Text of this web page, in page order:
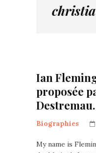
Ian
proposée
Destremau.
Biographies
My name is